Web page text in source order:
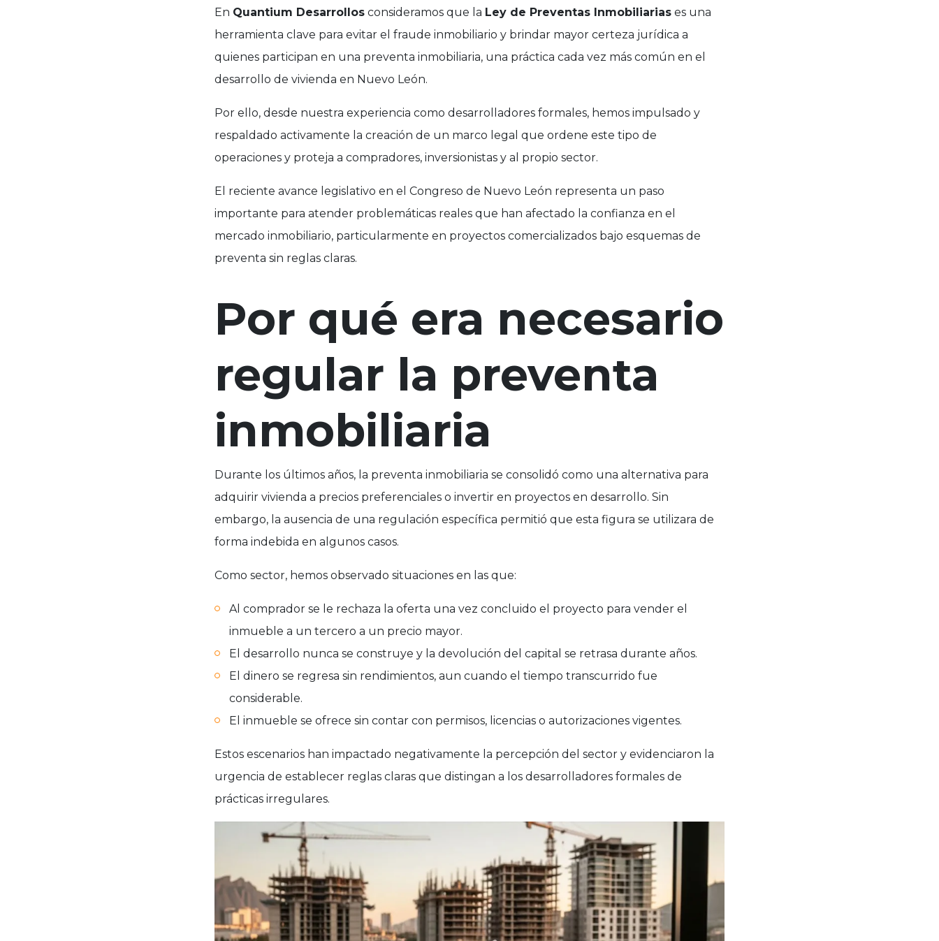
En Quantium Desarrollos consideramos que la Ley de Preventas Inmobiliarias es una
herramienta clave para evitar el fraude inmobiliario y brindar mayor certeza jurídica a
quienes participan en una preventa inmobiliaria, una práctica cada vez más común en el
desarrollo de vivienda en Nuevo León.
Por ello, desde nuestra experiencia como desarrolladores formales, hemos impulsado y
respaldado activamente la creación de un marco legal que ordene este tipo de
operaciones y proteja a compradores, inversionistas y al propio sector.
El reciente avance legislativo en el Congreso de Nuevo León representa un paso
importante para atender problemáticas reales que han afectado la confianza en el
mercado inmobiliario, particularmente en proyectos comercializados bajo esquemas de
preventa sin reglas claras.
Por qué era necesario
regular la preventa
inmobiliaria
Durante los últimos años, la preventa inmobiliaria se consolidó como una alternativa para
adquirir vivienda a precios preferenciales o invertir en proyectos en desarrollo. Sin
embargo, la ausencia de una regulación específica permitió que esta figura se utilizara de
forma indebida en algunos casos.
Como sector, hemos observado situaciones en las que:
Al comprador se le rechaza la oferta una vez concluido el proyecto para vender el
inmueble a un tercero a un precio mayor.
El desarrollo nunca se construye y la devolución del capital se retrasa durante años.
El dinero se regresa sin rendimientos, aun cuando el tiempo transcurrido fue
considerable.
El inmueble se ofrece sin contar con permisos, licencias o autorizaciones vigentes.
Estos escenarios han impactado negativamente la percepción del sector y evidenciaron la
urgencia de establecer reglas claras que distingan a los desarrolladores formales de
prácticas irregulares.